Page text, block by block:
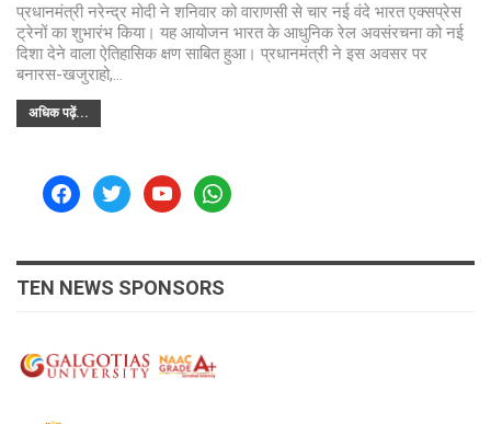
प्रधानमंत्री नरेन्द्र मोदी ने शनिवार को वाराणसी से चार नई वंदे भारत एक्सप्रेस
ट्रेनों का शुभारंभ किया। यह आयोजन भारत के आधुनिक रेल अवसंरचना को नई
दिशा देने वाला ऐतिहासिक क्षण साबित हुआ। प्रधानमंत्री ने इस अवसर पर
बनारस-खजुराहो,…
अधिक पढ़ें...
facebooktwitteryoutubewhatsapp
TEN NEWS SPONSORS